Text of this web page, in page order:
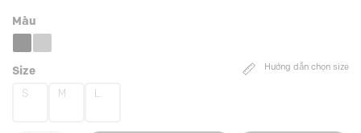
Hướng dẫn chọn size
Màu
Size
S M L